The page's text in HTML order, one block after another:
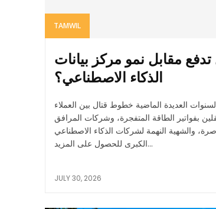
TAMWIL
مقابل نمو مركز بيانات
الذكاء الاصطناعي؟
العديدة الماضية خطوط قتال بين العملاء
بفواتير الطاقة المتفجرة، وشركات المرافق
والشهية النهمة لشركات الذكاء الاصطناعي
الكبرى للحصول على المزيد...
JULY 30, 2026